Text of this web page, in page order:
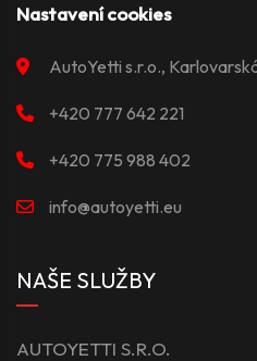
Nastavení cookies
AutoYetti s.r.o.,
+420 777 642 221
+420 775 988 402
info@autoyetti.eu
NAŠE SLUŽBY
AUTOYETTI S.R.O.